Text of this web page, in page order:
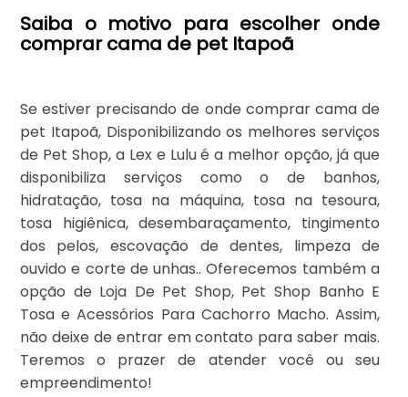
Saiba o motivo para escolher onde
comprar cama de pet Itapoã
Se estiver precisando de onde comprar cama de
pet Itapoã, Disponibilizando os melhores serviços
de Pet Shop, a Lex e Lulu é a melhor opção, já que
disponibiliza serviços como o de banhos,
hidratação, tosa na máquina, tosa na tesoura,
tosa higiênica, desembaraçamento, tingimento
dos pelos, escovação de dentes, limpeza de
ouvido e corte de unhas.. Oferecemos também a
opção de Loja De Pet Shop, Pet Shop Banho E
Tosa e Acessórios Para Cachorro Macho. Assim,
não deixe de entrar em contato para saber mais.
Teremos o prazer de atender você ou seu
empreendimento!